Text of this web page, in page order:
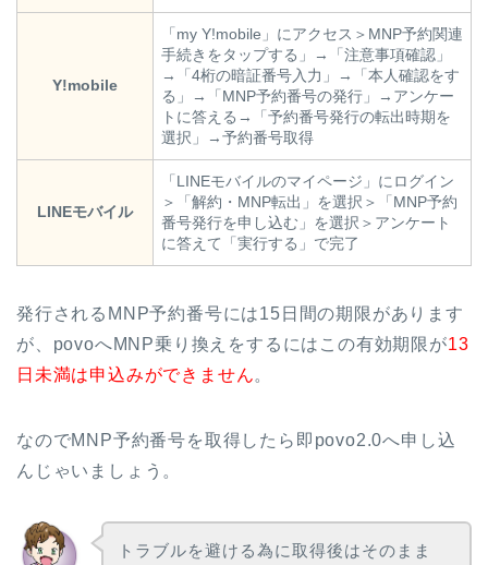
Y!mobile
「my Y!mobile」にアクセス＞MNP予約関連
手続きをタップする」→「注意事項確認」
→「4桁の暗証番号入力」→「本人確認をす
る」→「MNP予約番号の発行」→アンケー
トに答える→「予約番号発行の転出時期を
選択」→予約番号取得
LINEモバイル
「LINEモバイルのマイページ」にログイン
＞「解約・MNP転出」を選択＞「MNP予約
番号発行を申し込む」を選択＞アンケート
に答えて「実行する」で完了
発行されるMNP予約番号には15日間の期限があります
が、povoへMNP乗り換えをするにはこの有効期限が13
日未満は申込みができません。
なのでMNP予約番号を取得したら即povo2.0へ申し込
んじゃいましょう。
トラブルを避ける為に取得後はそのまま